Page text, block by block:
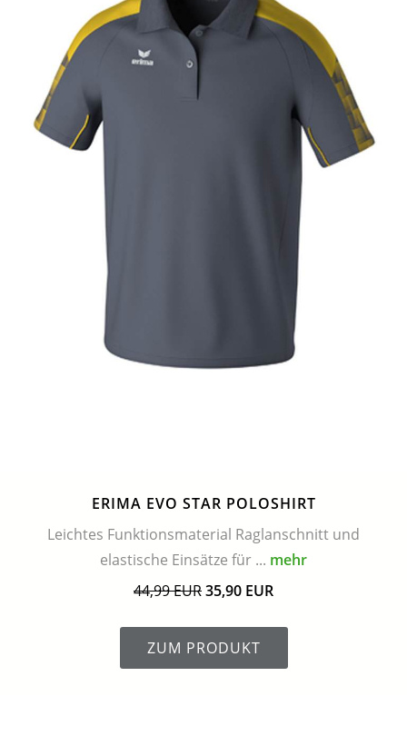
ERIMA EVO STAR POLOSHIRT
Leichtes Funktionsmaterial Raglanschnitt und
elastische Einsätze für ... mehr
44,99 EUR35,90 EUR
ZUM PRODUKT